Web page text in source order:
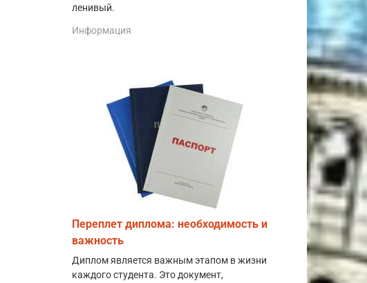
ленивый.
Информация
Переплет диплома: необходимость и
важность
Диплом является важным этапом в жизни
каждого студента. Это документ,